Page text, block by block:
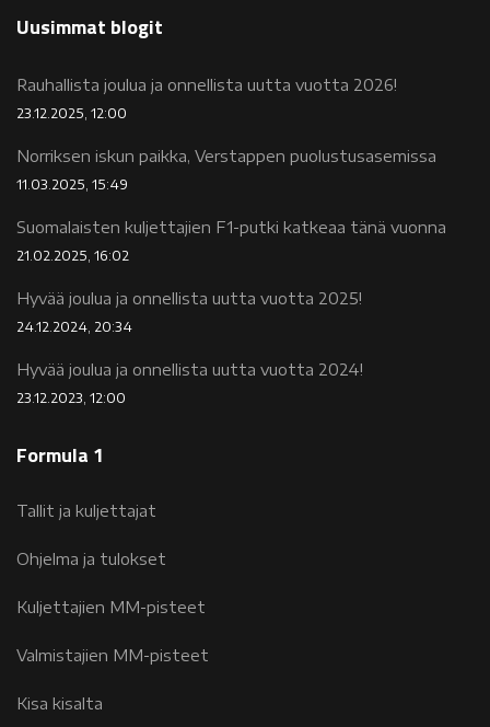
Uusimmat blogit
Rauhallista joulua ja onnellista uutta vuotta 2026!
23.12.2025, 12:00
Norriksen iskun paikka, Verstappen puolustusasemissa
11.03.2025, 15:49
Suomalaisten kuljettajien F1-putki katkeaa tänä vuonna
21.02.2025, 16:02
Hyvää joulua ja onnellista uutta vuotta 2025!
24.12.2024, 20:34
Hyvää joulua ja onnellista uutta vuotta 2024!
23.12.2023, 12:00
Formula 1
Tallit ja kuljettajat
Ohjelma ja tulokset
Kuljettajien MM-pisteet
Valmistajien MM-pisteet
Kisa kisalta